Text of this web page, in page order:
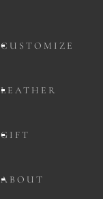
CUSTOMIZE
LEATHER
GIFT
ABOUT